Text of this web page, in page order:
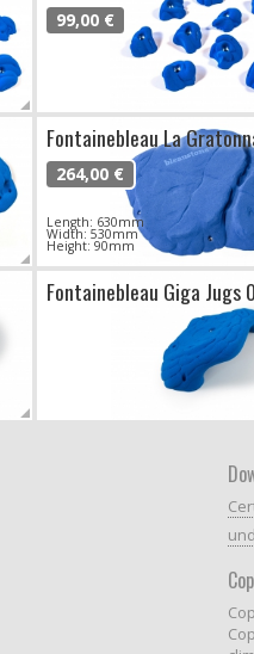
99,00 €
Fontainebleau La
264,00 €
Length: 630mm
Width: 530mm
Height: 90mm
Fontainebleau Giga Jugs